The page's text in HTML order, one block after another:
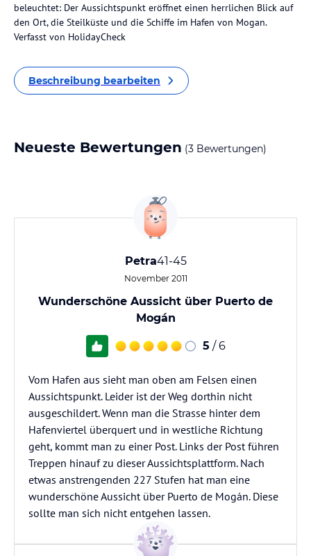
beleuchtet: Der Aussichtspunkt eröffnet einen herrlichen Blick auf
den Ort, die Steilküste und die Schiffe im Hafen von Mogan.
Verfasst von HolidayCheck
Beschreibung bearbeiten
Neueste Bewertungen (3 Bewertungen)
Petra41-45
November 2011
Wunderschöne Aussicht über Puerto de
Mogán
5 / 6
Vom Hafen aus sieht man oben am Felsen einen
Aussichtspunkt. Leider ist der Weg dorthin nicht
ausgeschildert. Wenn man die Strasse hinter dem
Hafenviertel überquert und in westliche Richtung
geht, kommt man zu einer Post. Links der Post führen
Treppen hinauf zu dieser Aussichtsplattform. Nach
etwas anstrengenden 227 Stufen hat man eine
wunderschöne Aussicht über Puerto de Mogán. Diese
sollte man sich nicht entgehen lassen.